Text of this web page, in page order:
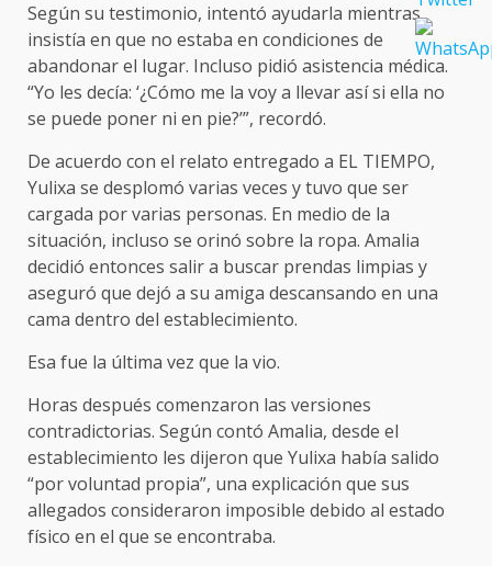
Según su testimonio, intentó ayudarla mientras
insistía en que no estaba en condiciones de
abandonar el lugar. Incluso pidió asistencia médica.
“Yo les decía: ‘¿Cómo me la voy a llevar así si ella no
se puede poner ni en pie?’”, recordó.
De acuerdo con el relato entregado a EL TIEMPO,
Yulixa se desplomó varias veces y tuvo que ser
cargada por varias personas. En medio de la
situación, incluso se orinó sobre la ropa. Amalia
decidió entonces salir a buscar prendas limpias y
aseguró que dejó a su amiga descansando en una
cama dentro del establecimiento.
Esa fue la última vez que la vio.
Horas después comenzaron las versiones
contradictorias. Según contó Amalia, desde el
establecimiento les dijeron que Yulixa había salido
“por voluntad propia”, una explicación que sus
allegados consideraron imposible debido al estado
físico en el que se encontraba.